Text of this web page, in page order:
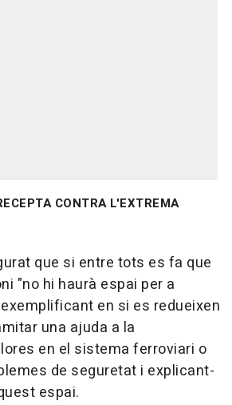
CONTRA L'EXTREMA
que si entre tots es fa que
"no hi haurà espai per a
en si es redueixen
una ajuda a la
en el sistema ferroviari o
de seguretat i explicant-
espai.